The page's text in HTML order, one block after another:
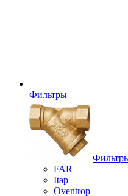
Фильтры
FAR
Itap
Oventrop